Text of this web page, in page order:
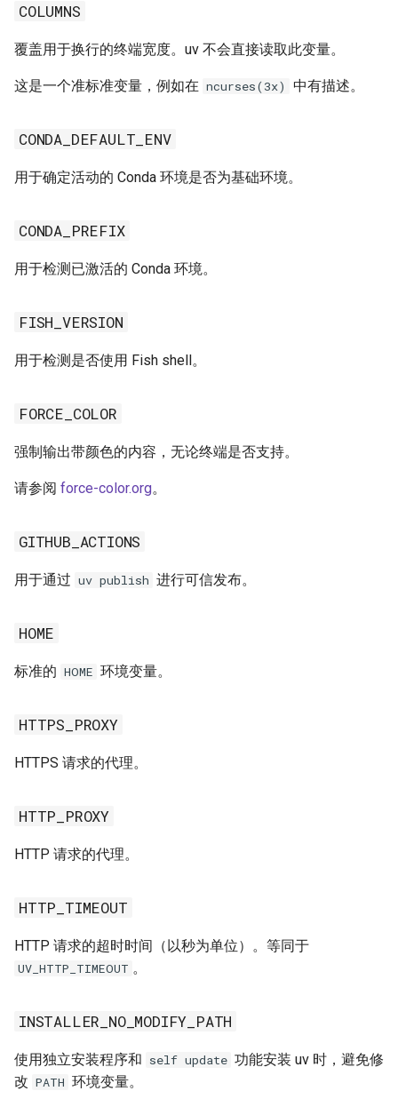
COLUMNS
覆盖用于换行的终端宽度。uv 不会直接读取此变量。
这是一个准标准变量，例如在 ncurses(3x) 中有描述。
CONDA_DEFAULT_ENV
用于确定活动的 Conda 环境是否为基础环境。
CONDA_PREFIX
用于检测已激活的 Conda 环境。
FISH_VERSION
用于检测是否使用 Fish shell。
FORCE_COLOR
强制输出带颜色的内容，无论终端是否支持。
请参阅 force-color.org。
GITHUB_ACTIONS
用于通过 uv publish 进行可信发布。
HOME
标准的 HOME 环境变量。
HTTPS_PROXY
HTTPS 请求的代理。
HTTP_PROXY
HTTP 请求的代理。
HTTP_TIMEOUT
HTTP 请求的超时时间（以秒为单位）。等同于
UV_HTTP_TIMEOUT 。
INSTALLER_NO_MODIFY_PATH
使用独立安装程序和 self update 功能安装 uv 时，避免修
改 PATH 环境变量。